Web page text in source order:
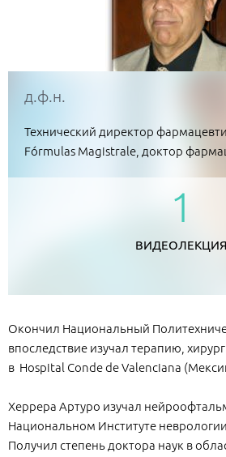
д.ф.н.
Технический директор
Fórmulas Magistrale, доктор
1
ВИДЕОЛЕКЦИЯ
Окончил Национальный
впоследствие изучал терапию,
в Hospital Conde de Valenciana
Херрера Артуро изучал
Национальном Институте
Получил степень доктора наук в